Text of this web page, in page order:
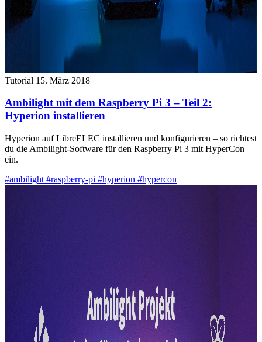
Tutorial 15. März 2018
Ambilight mit dem Raspberry Pi 3 – Teil 2:
Hyperion installieren
Hyperion auf LibreELEC installieren und konfigurieren – so richtest
du die Ambilight-Software für den Raspberry Pi 3 mit HyperCon
ein.
#ambilight #raspberry-pi #hyperion #hypercon